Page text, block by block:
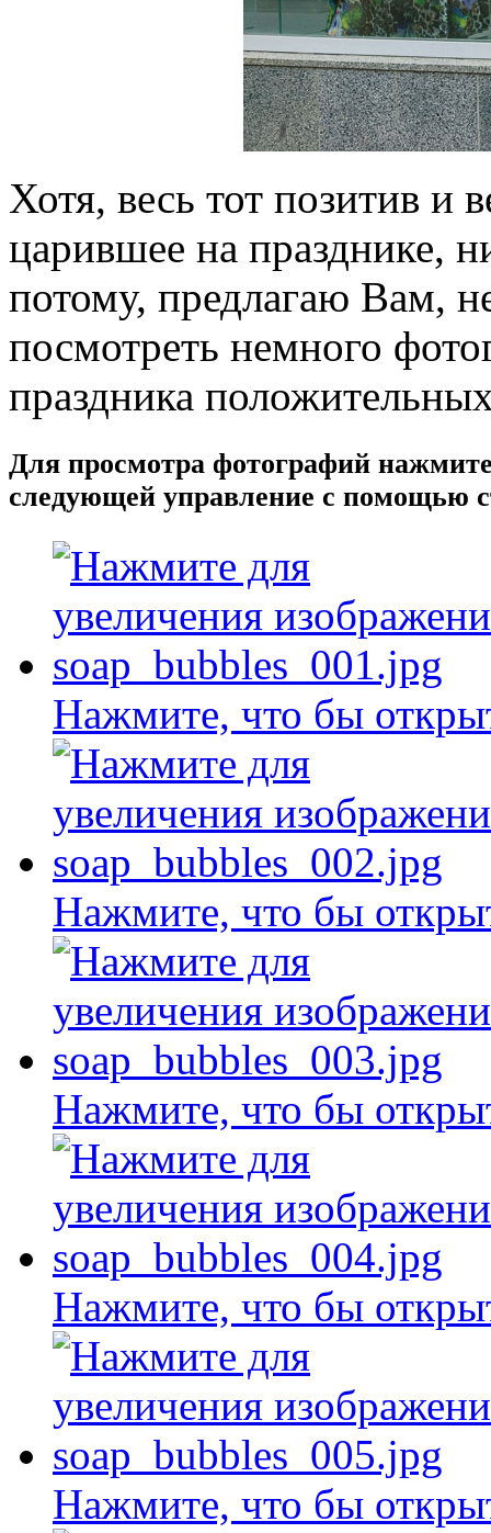
Хотя, весь тот позитив и
царившее на празднике,
потому, предлагаю Вам,
посмотреть немного
праздника
Для просмотра фотографий
следующей управление с помощью
Нажмите, что бы
Нажмите, что бы
Нажмите, что бы
Нажмите, что бы
Нажмите, что бы